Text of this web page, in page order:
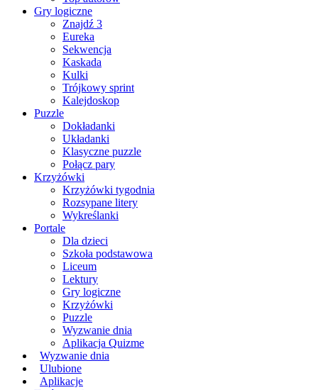
Gry logiczne
Znajdź 3
Eureka
Sekwencja
Kaskada
Kulki
Trójkowy sprint
Kalejdoskop
Puzzle
Dokładanki
Układanki
Klasyczne puzzle
Połącz pary
Krzyżówki
Krzyżówki tygodnia
Rozsypane litery
Wykreślanki
Portale
Dla dzieci
Szkoła podstawowa
Liceum
Lektury
Gry logiczne
Krzyżówki
Puzzle
Wyzwanie dnia
Aplikacja Quizme
Wyzwanie dnia
Ulubione
Aplikacje